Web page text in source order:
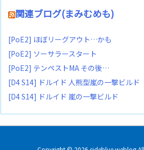
関連ブログ(まみむめも)
[PoE2] ほぼリーグアウト…かも
[PoE2] ソーサラースタート
[PoE2] テンペストMA その後…
[D4 S14] ドルイド 人熊型嵐の一撃ビルド
[D4 S14] ドルイド 嵐の一撃ビルド